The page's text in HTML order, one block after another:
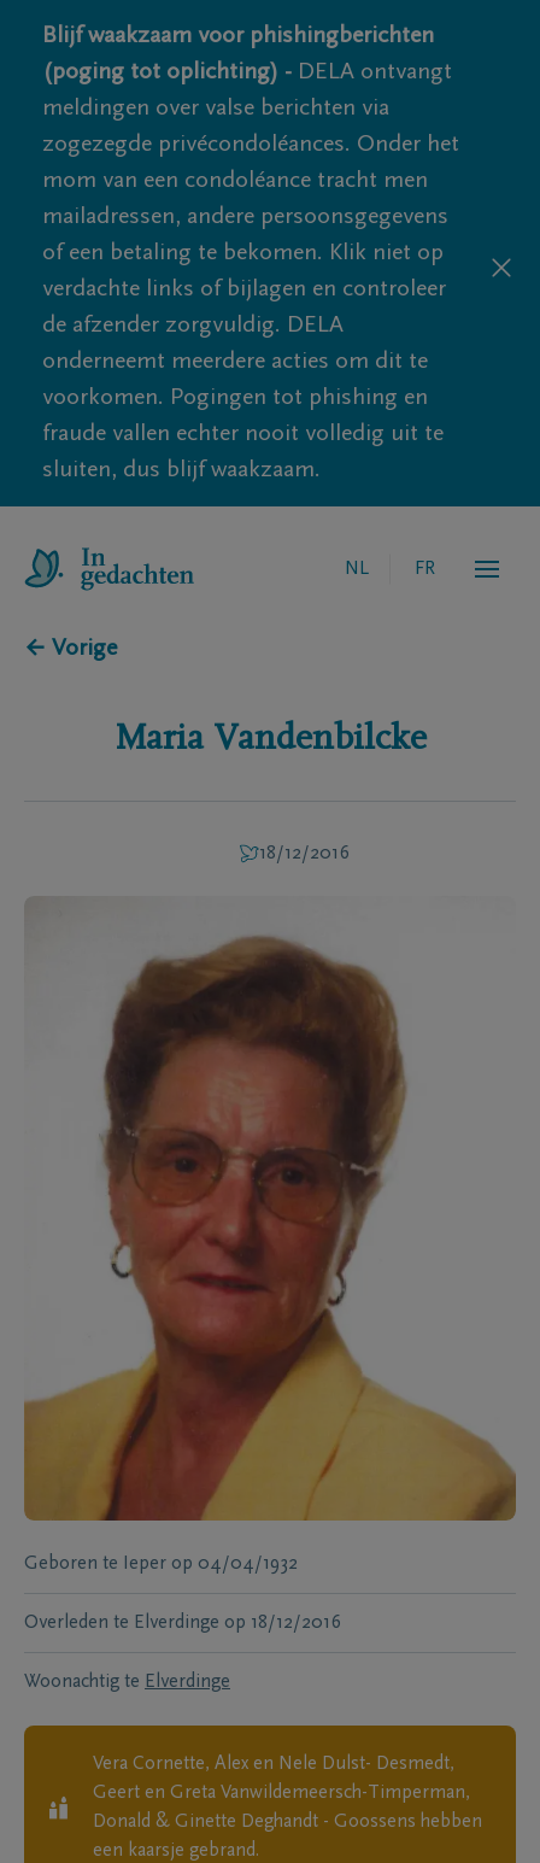
Blijf waakzaam voor phishingberichten
(poging tot oplichting) - DELA ontvangt
meldingen over valse berichten via
zogezegde privécondoléances. Onder het
mom van een condoléance tracht men
mailadressen, andere persoonsgegevens
of een betaling te bekomen. Klik niet op
verdachte links of bijlagen en controleer
de afzender zorgvuldig. DELA
onderneemt meerdere acties om dit te
voorkomen. Pogingen tot phishing en
fraude vallen echter nooit volledig uit te
sluiten, dus blijf waakzaam.
NL FR
← Vorige
Maria Vandenbilcke
18/12/2016
Geboren te Ieper op 04/04/1932
Overleden te Elverdinge op 18/12/2016
Woonachtig te Elverdinge
Vera Cornette, Alex en Nele Dulst- Desmedt,
Geert en Greta Vanwildemeersch-Timperman,
Donald & Ginette Deghandt - Goossens hebben
een kaarsje gebrand.